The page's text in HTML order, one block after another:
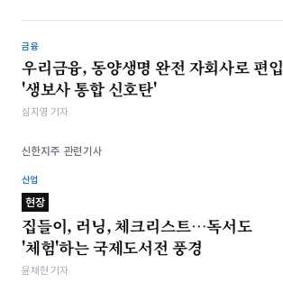
금융
우리금융, 동양생명 완전 자회사로 편입
'생보사 통합 신호탄'
심지영 기자
신한지주 관련기사
산업
현장
집들이, 러닝, 체크리스트…독서도
'체험'하는 국제도서전 풍경
윤채현 기자